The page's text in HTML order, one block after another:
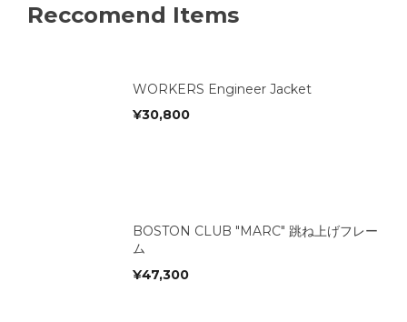
Reccomend Items
WORKERS Engineer Jacket
¥30,800
BOSTON CLUB "MARC" 跳ね上げフレー
ム
¥47,300